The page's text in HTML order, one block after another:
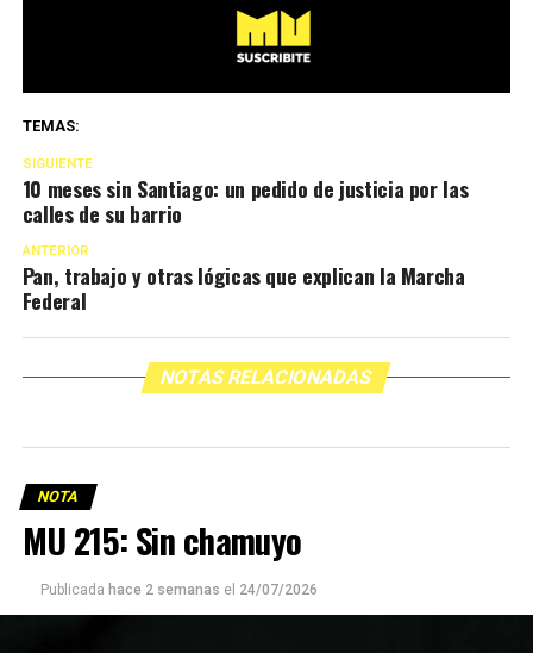
TEMAS:
SIGUIENTE
10 meses sin Santiago: un pedido de justicia por las
calles de su barrio
ANTERIOR
Pan, trabajo y otras lógicas que explican la Marcha
Federal
NOTAS RELACIONADAS
NOTA
MU 215: Sin chamuyo
Publicada hace 2 semanas el 24/07/2026